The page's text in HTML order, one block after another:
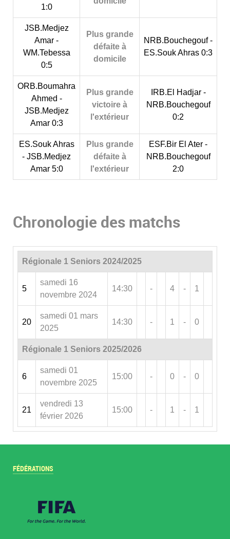
1:0
JSB.Medjez
Amar -
WM.Tebessa
0:5
Plus grande
défaite à
domicile
NRB.Bouchegouf -
ES.Souk Ahras 0:3
ORB.Boumahra
Ahmed -
JSB.Medjez
Amar 0:3
Plus grande
victoire à
l'extérieur
IRB.El Hadjar -
NRB.Bouchegouf
0:2
ES.Souk Ahras
- JSB.Medjez
Amar 5:0
Plus grande
défaite à
l'extérieur
ESF.Bir El Ater -
NRB.Bouchegouf
2:0
Chronologie des matchs
Régionale 1 Seniors 2024/2025
5
samedi 16
novembre 2024
14:30 - 4 - 1
20
samedi 01 mars
2025
14:30 - 1 - 0
Régionale 1 Seniors 2025/2026
6
samedi 01
novembre 2025
15:00 - 0 - 0
21
vendredi 13
février 2026
15:00 - 1 - 1
FÉDÉRATIONS